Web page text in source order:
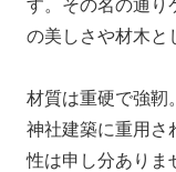
の美しさや材木と
材質は重硬で強靭
神社建築に重用さ
性は申し分ありま